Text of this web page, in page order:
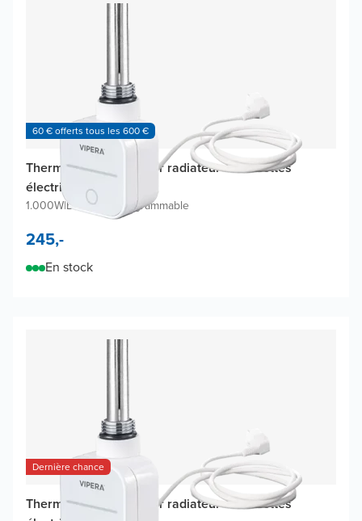
60 € offerts tous les 600 €
Thermostat Vipera pour radiateur à serviettes
électrique
1.000W|Blanc mat Programmable
245,-
En stock
Dernière chance
Thermostat Vipera pour radiateur à serviettes